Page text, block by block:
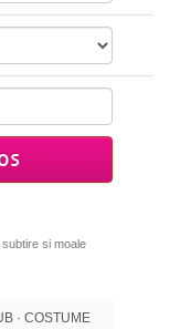
si moale
· COSTUME